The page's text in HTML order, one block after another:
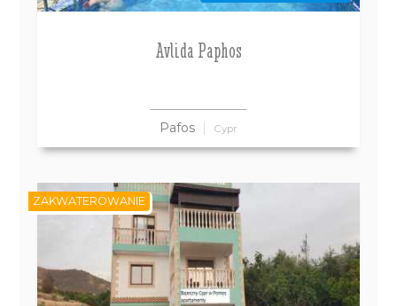
Avlida Paphos
Pafos Cypr
ZAKWATEROWANIE